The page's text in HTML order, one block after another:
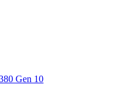
Gen 10